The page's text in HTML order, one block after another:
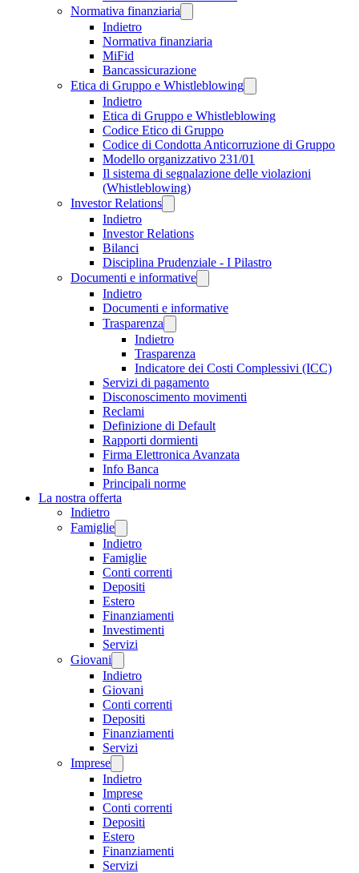
Normativa finanziaria
Indietro
Normativa finanziaria
MiFid
Bancassicurazione
Etica di Gruppo e Whistleblowing
Indietro
Etica di Gruppo e Whistleblowing
Codice Etico di Gruppo
Codice di Condotta Anticorruzione di Gruppo
Modello organizzativo 231/01
Il sistema di segnalazione delle violazioni
(Whistleblowing)
Investor Relations
Indietro
Investor Relations
Bilanci
Disciplina Prudenziale - I Pilastro
Documenti e informative
Indietro
Documenti e informative
Trasparenza
Indietro
Trasparenza
Indicatore dei Costi Complessivi (ICC)
Servizi di pagamento
Disconoscimento movimenti
Reclami
Definizione di Default
Rapporti dormienti
Firma Elettronica Avanzata
Info Banca
Principali norme
La nostra offerta
Indietro
Famiglie
Indietro
Famiglie
Conti correnti
Depositi
Estero
Finanziamenti
Investimenti
Servizi
Giovani
Indietro
Giovani
Conti correnti
Depositi
Finanziamenti
Servizi
Imprese
Indietro
Imprese
Conti correnti
Depositi
Estero
Finanziamenti
Servizi